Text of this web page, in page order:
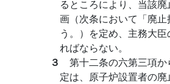
るところにより、当該
画（次条において「廃
う。）を定め、主務大
ればならない。
３ 第十二条の六第三項
定は、原子炉設置者の